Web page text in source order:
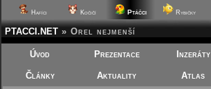
Hafíci Kočičí Ptáčci Rybičky
PTACCI.NET » Orel nejmenší
Úvod Prezentace Inzeráty
Články Aktuality Atlas